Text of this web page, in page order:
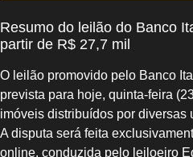
Resumo do leilão do Banco
partir de R$ 27,7 mil
O leilão promovido pelo Banco
prevista para hoje, quinta‑feira
imóveis distribuídos por diversas
A disputa será feita
online, conduzida pelo leiloeiro